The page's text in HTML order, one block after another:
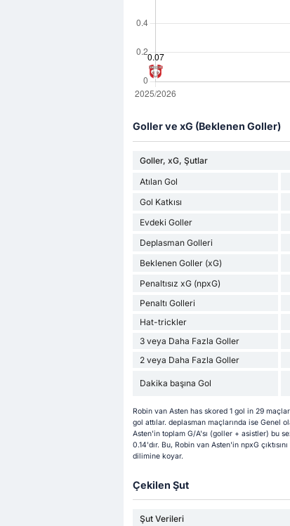
Goller ve xG (Beklenen Goller)
Goller, xG, Şutlar
Atılan Gol
Gol Katkısı
Evdeki Goller
Deplasman Golleri
Beklenen Goller (xG)
Penaltısız xG (npxG)
Penaltı Golleri
Hat-trickler
3 veya Daha Fazla Goller
2 veya Daha Fazla Goller
Dakika başına Gol
Robin van Asten has skored 1 gol in 29
gol attılar. deplasman maçlarında ise Genel
Asten'in toplam G/A'sı (goller + asistler) bu
0.14'dır. Bu, Robin van Asten'in npxG
dilimine koyar.
Çekilen Şut
Şut Verileri